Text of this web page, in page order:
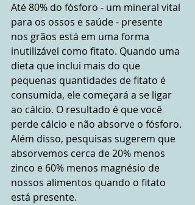
Até 80% do fósforo - um mineral vital
para os ossos e saúde - presente
nos grãos está em uma forma
inutilizável como fitato. Quando uma
dieta que inclui mais do que
pequenas quantidades de fitato é
consumida, ele começará a se ligar
ao cálcio. O resultado é que você
perde cálcio e não absorve o fósforo.
Além disso, pesquisas sugerem que
absorvemos cerca de 20% menos
zinco e 60% menos magnésio de
nossos alimentos quando o fitato
está presente.